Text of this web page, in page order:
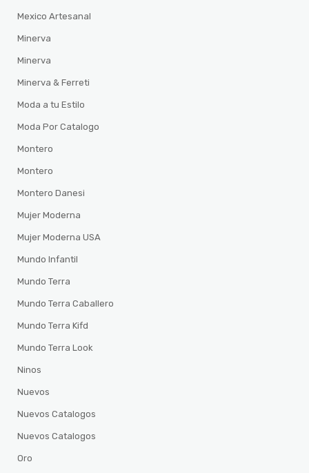
Mexico Artesanal
Minerva
Minerva
Minerva & Ferreti
Moda a tu Estilo
Moda Por Catalogo
Montero
Montero
Montero Danesi
Mujer Moderna
Mujer Moderna USA
Mundo Infantil
Mundo Terra
Mundo Terra Caballero
Mundo Terra Kifd
Mundo Terra Look
Ninos
Nuevos
Nuevos Catalogos
Nuevos Catalogos
Oro